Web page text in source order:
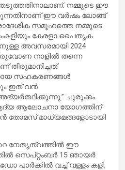
നമ്മുടെ ഈ
ഈ വർഷം ലോങ്ങ്
സമൂഹത്തെ നമ്മുടെ
കേരളാ പൈതൃക
അവസരമായി 2024
നാളിൽ തന്നെ
തീരുമാനിച്ചത്.
സഹകരണങ്ങൾ
ഇത് വൻ
ചുരുക്കം
ആലോചനാ യോഗത്തിന്
തോമസ് മാധ്യമങ്ങളോടായി
നേതൃത്വത്തിൽ ഈ
സെപ്റ്റംബർ 15 ഞായർ
പാർക്കിൽ വച്ച് വള്ളം കളി,